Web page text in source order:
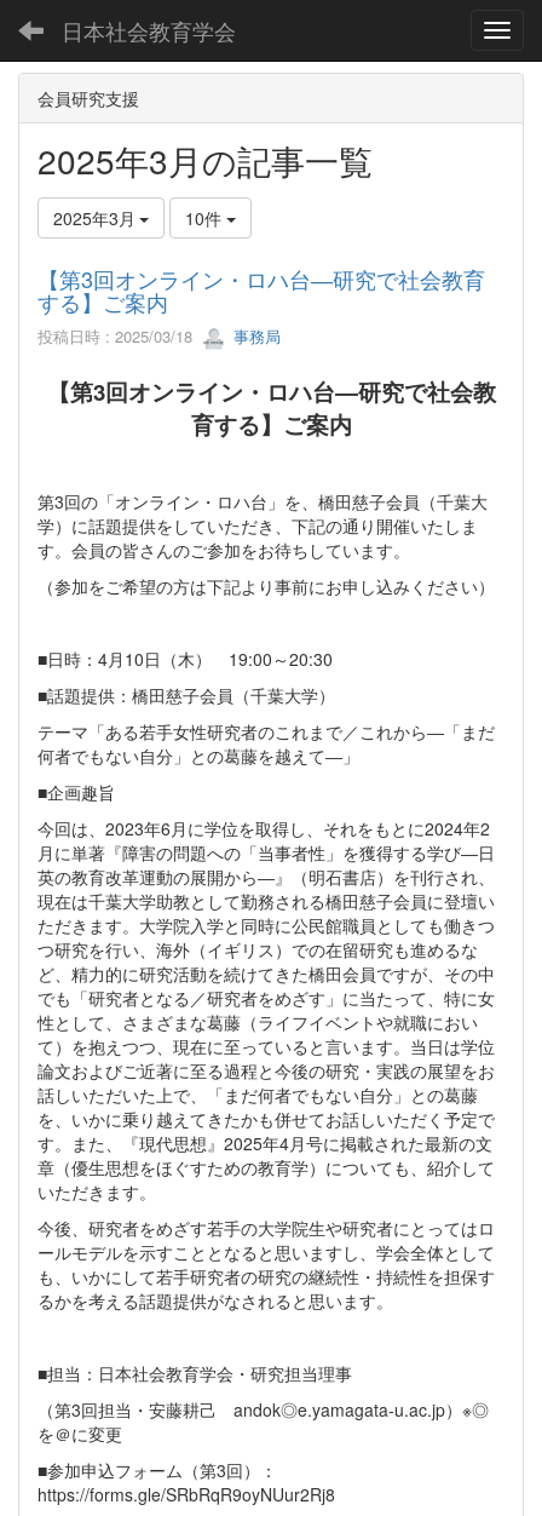
日本社会教育学会
会員研究支援
2025年3月の記事一覧
2025年3月 10件
【第3回オンライン・ロハ台―研究で社会教育
する】ご案内
投稿日時 : 2025/03/18 事務局
【第3回オンライン・ロハ台―研究で社会教
育する】ご案内
第3回の「オンライン・ロハ台」を、橋田慈子会員（千葉大
学）に話題提供をしていただき、下記の通り開催いたしま
す。会員の皆さんのご参加をお待ちしています。
（参加をご希望の方は下記より事前にお申し込みください）
■日時：4月10日（木） 19:00～20:30
■話題提供：橋田慈子会員（千葉大学）
テーマ「ある若手女性研究者のこれまで／これから―「まだ
何者でもない自分」との葛藤を越えて―」
■企画趣旨
今回は、2023年6月に学位を取得し、それをもとに2024年2
月に単著『障害の問題への「当事者性」を獲得する学び―日
英の教育改革運動の展開から―』（明石書店）を刊行され、
現在は千葉大学助教として勤務される橋田慈子会員に登壇い
ただきます。大学院入学と同時に公民館職員としても働きつ
つ研究を行い、海外（イギリス）での在留研究も進めるな
ど、精力的に研究活動を続けてきた橋田会員ですが、その中
でも「研究者となる／研究者をめざす」に当たって、特に女
性として、さまざまな葛藤（ライフイベントや就職におい
て）を抱えつつ、現在に至っていると言います。当日は学位
論文およびご近著に至る過程と今後の研究・実践の展望をお
話しいただいた上で、「まだ何者でもない自分」との葛藤
を、いかに乗り越えてきたかも併せてお話しいただく予定で
す。また、『現代思想』2025年4月号に掲載された最新の文
章（優生思想をほぐすための教育学）についても、紹介して
いただきます。
今後、研究者をめざす若手の大学院生や研究者にとってはロ
ールモデルを示すこととなると思いますし、学会全体として
も、いかにして若手研究者の研究の継続性・持続性を担保す
るかを考える話題提供がなされると思います。
■担当：日本社会教育学会・研究担当理事
（第3回担当・安藤耕己 andok◎e.yamagata-u.ac.jp）※◎
を＠に変更
■参加申込フォーム（第3回）：
https://forms.gle/SRbRqR9oyNUur2Rj8